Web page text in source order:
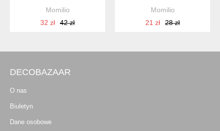
Momilio
32 zł
42 zł
Momilio
21 zł
28 zł
DECOBAZAAR
O nas
Biuletyn
Dane osobowe